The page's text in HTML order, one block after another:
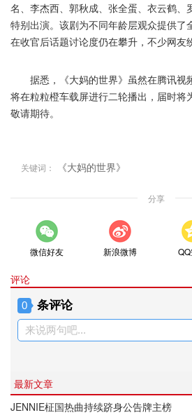
名、李杰西、郭秋成、张全蛋、衣云鹤、
特别出演。该剧为不同年龄层观众提供了
在收官后话题讨论度仍在攀升，不少网友
据悉，《大妈的世界》虽然在腾讯视
将在粒粒橙车载屏进行二轮播出，届时将
敬请期待。
关键词： 《大妈的世界》
分享
微信好友 新浪微博
评论
0 条评论
来说两句吧...
最新文章
JENNIE柾国热曲持续跻身公告牌主榜